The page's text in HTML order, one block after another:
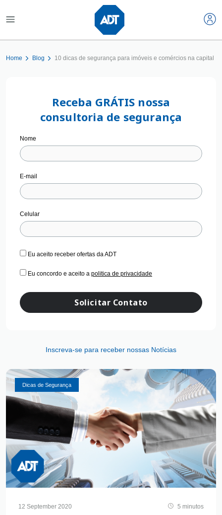
Home Blog 10 dicas de segurança para imóveis e comércios na capital
Receba GRÁTIS nossa
consultoria de segurança
Nome
E-mail
Celular
Eu aceito receber ofertas da ADT
Eu concordo e aceito a politica de privacidade
Solicitar Contato
Inscreva-se para receber nossas Notícias
Dicas de Segurança
12 September 2020 5 minutos